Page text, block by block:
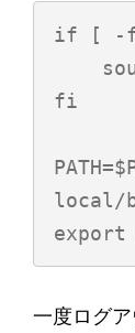
if [ -f
fi
local/
一度ログア